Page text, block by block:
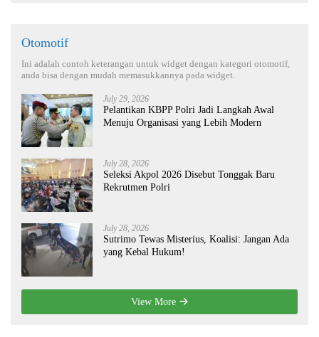
Otomotif
Ini adalah contoh keterangan untuk widget dengan kategori otomotif,
anda bisa dengan mudah memasukkannya pada widget.
July 29, 2026
Pelantikan KBPP Polri Jadi Langkah Awal
Menuju Organisasi yang Lebih Modern
July 28, 2026
Seleksi Akpol 2026 Disebut Tonggak Baru
Rekrutmen Polri
July 28, 2026
Sutrimo Tewas Misterius, Koalisi: Jangan Ada
yang Kebal Hukum!
View More